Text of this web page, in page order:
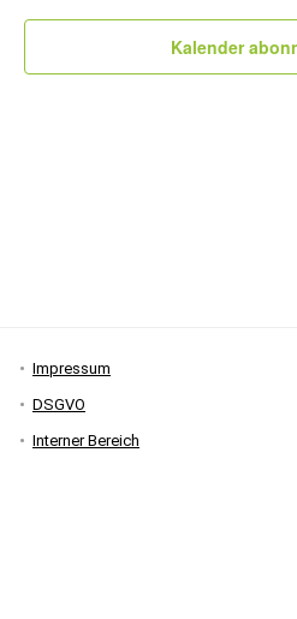
Kalender
Impressum
DSGVO
Interner Bereich